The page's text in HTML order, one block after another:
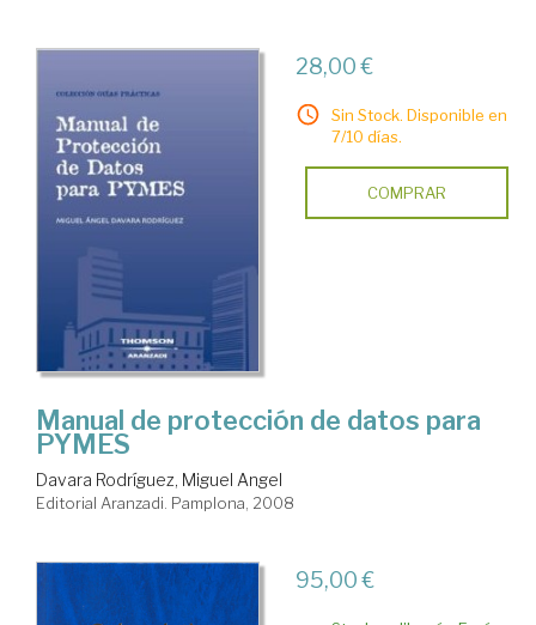
28,00 €
Sin Stock. Disponible en
7/10 días.
COMPRAR
Manual de protección de datos para
PYMES
Davara Rodríguez, Miguel Angel
Editorial Aranzadi. Pamplona, 2008
95,00 €